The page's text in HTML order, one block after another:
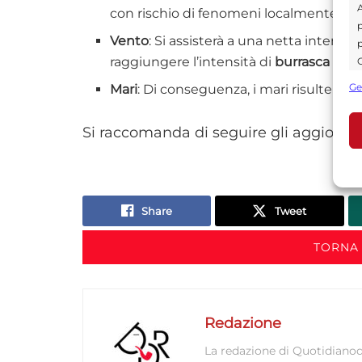
con rischio di fenomeni localmente
Vento: Si assisterà a una netta
raggiungere l’intensità di burrasca
Mari: Di conseguenza, i mari
Si raccomanda di seguire gli
Share Tweet
Redazione
La redazione di